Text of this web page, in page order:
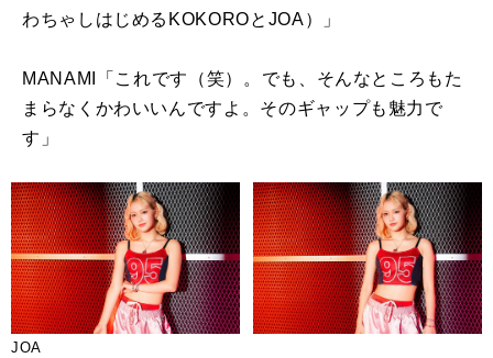
わちゃしはじめる KOKOROと JOA）」
MANAMI「これです（笑）。でも、そんなところもた
まらなくかわいいんですよ。そのギャップも魅力で
す」
JOA